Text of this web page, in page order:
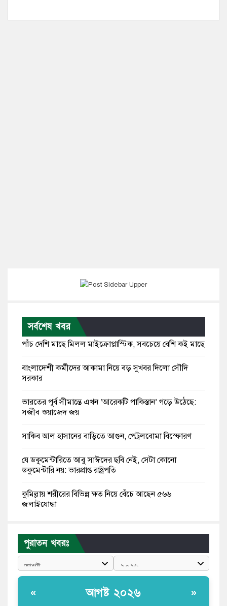
সর্বশেষ খবর
পাঁচ দেশি মাছে মিলল মাইক্রোপ্লাস্টিক, সবচেয়ে বেশি কই মাছে
বাংলাদেশী কর্মীদের আকামা নিয়ে বড় সুখবর দিলো সৌদি
সরকার
ভারতের পূর্ব সীমান্তে এখন ‘আরেকটি পাকিস্তান’ গড়ে উঠেছে:
সজীব ওয়াজেদ জয়
সাকিব আল হাসানের বাড়িতে আগুন, পেট্রলবোমা বিস্ফোরণ
যে ডকুমেন্টারিতে আবু সাঈদের ছবি নেই, সেটা কোনো
ডকুমেন্টারি নয়: ভারপ্রাপ্ত রাষ্ট্রপতি
কুমিল্লায় শরীরের বিভিন্ন ক্ষত নিয়ে বেঁচে আছেন ৫৬৬
জুলাইযোদ্ধা
পাটওয়ারী
শেখ হাসিনাকে আর রাখতে চাচ্ছে না ভারত: আসিফ মাহমুদ
জুলাই কোনো শ্রেণি বা গোষ্ঠীর নয়, এটি সর্বস্তরের মানুষের: ড.
ইউনূস
পুরাতন খবরঃ
« আগষ্ট ২০২৬ »